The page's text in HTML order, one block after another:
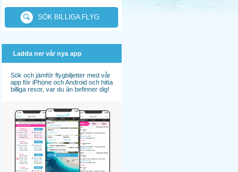
SÖK BILLIGA FLYG
Ladda ner vår nya app
Sök och jämför flygbiljetter med vår
app för iPhone och Android och hitta
billiga resor, var du än befinner dig!